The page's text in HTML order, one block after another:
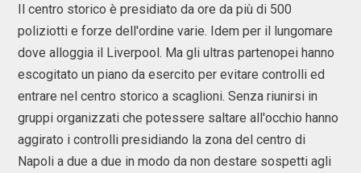
Il centro storico è presidiato da ore da più di 500
poliziotti e forze dell'ordine varie. Idem per il lungomare
dove alloggia il Liverpool. Ma gli ultras partenopei hanno
escogitato un piano da esercito per evitare controlli ed
entrare nel centro storico a scaglioni. Senza riunirsi in
gruppi organizzati che potessere saltare all'occhio hanno
aggirato i controlli presidiando la zona del centro di
Napoli a due a due in modo da non destare sospetti agli